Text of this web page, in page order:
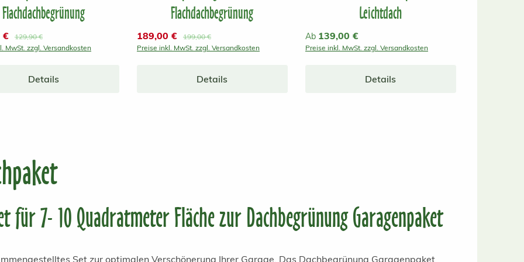
Flachdachbegrünung
€ Regulärer Preis:
129,90 €
MwSt. zzgl. Versandkosten
Details
Flachdachbegrünung
Verkaufspreis:
189,00 € Regulärer Preis:
199,00 €
Preise inkl. MwSt. zzgl. Versandkosten
Details
Leichtdach
Regulärer Preis:
Ab 139,00 €
Preise inkl. MwSt. zzgl. Versandkosten
Details
für 7- 10 Quadratmeter Fläche zurDachbegrünung Garagenpaket
Set zur optimalen Verschönerung Ihrer Garage. Das Dachbegrünung Garagenpaket